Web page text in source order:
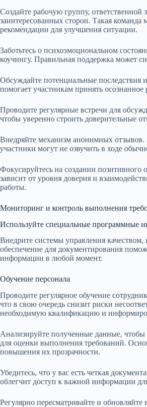
Создайте рабочую группу, ответственной
заинтересованных сторон. Такая
рекомендации для улучшения ситуации.
Заботьтесь о психоэмоциональном
коучингу. Правильная поддержка может
Обсуждайте потенциальные последствия
помогает участникам принять
Проводите регулярные встречи для
чтобы уверенно строить доверительные
Внедряйте механизм анонимных отзывов.
участники могут не озвучить в ходе
Фокусируйтесь на создании позитивного
зависит от уровня доверия и
работы.
Мониторинг и контроль выполнения
Используйте специальные программные
Внедрите системы управления
обеспечение для документирования
информации в любой момент.
Обучение персонала
Проводите регулярное обучение
что в свою очередь снизит риски
необходимую квалификацию и
Анализируйте полученные данные,
для оценки выполнения требований.
повышения их прозрачности.
Убедитесь, что у вас есть четкая
облегчит доступ к важной информации
Регулярно пересматривайте и